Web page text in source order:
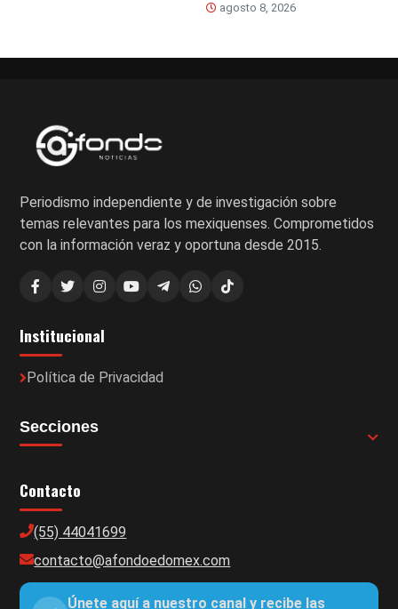
agosto 8, 2026
Periodismo independiente y de investigación sobre
temas relevantes para los mexiquenses. Comprometidos
con la información veraz y oportuna desde 2015.
Institucional
Política de Privacidad
Secciones
Contacto
(55) 44041699
contacto@afondoedomex.com
Únete aquí a nuestro canal y recibe las